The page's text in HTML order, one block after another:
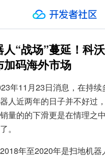
“战场”蔓延！科
加码海外市场
年11月23日消息，在持续
人近两年的日子并不好过
量的的下滑更是在情理之
。
年至2020年是扫地机器